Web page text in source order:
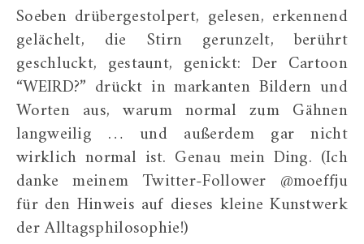
Soeben drübergestolpert, gelesen, erkennend
gelächelt, die Stirn gerunzelt, berührt
geschluckt, gestaunt, genickt: Der Cartoon
“WEIRD?” drückt in markanten Bildern und
Worten aus, warum normal zum Gähnen
langweilig … und außerdem gar nicht
wirklich normal ist. Genau mein Ding. (Ich
danke meinem Twitter-Follower @moeffju
für den Hinweis auf dieses kleine Kunstwerk
der Alltagsphilosophie!)